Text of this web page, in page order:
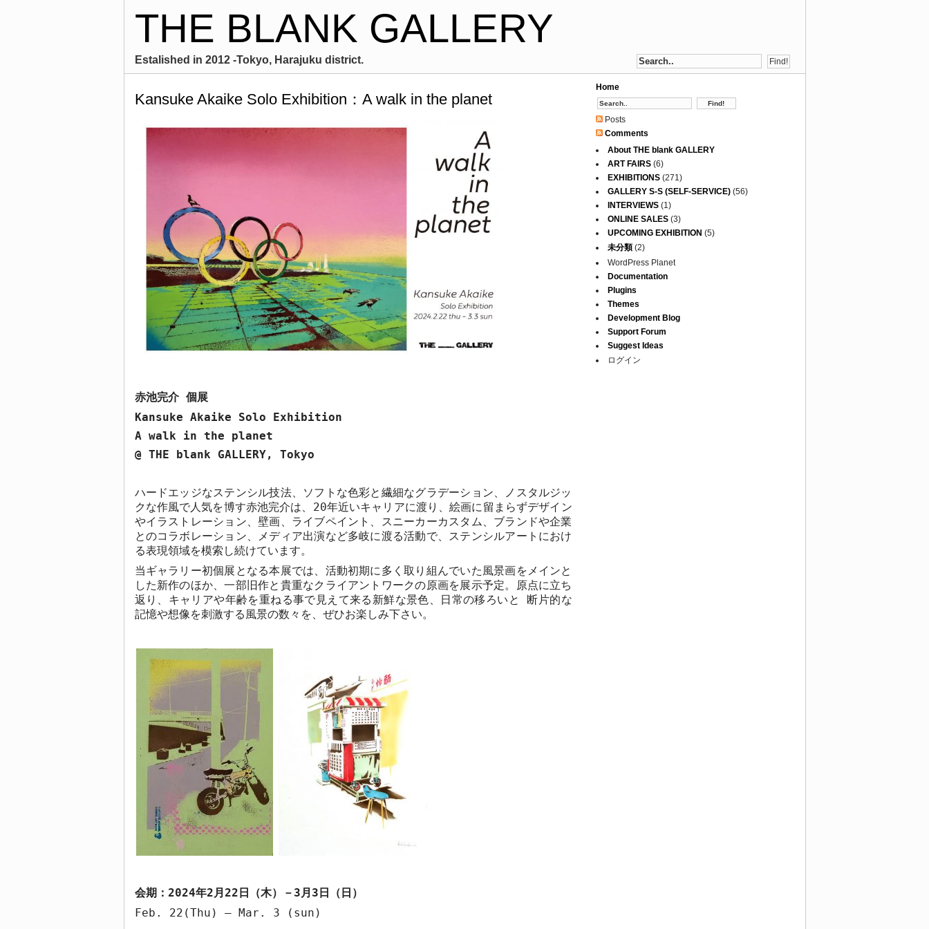
THE BLANK GALLERY
Estalished in 2012 -Tokyo, Harajuku district.
Kansuke Akaike Solo Exhibition：A walk in the planet
赤池完介 個展
Kansuke Akaike Solo Exhibition
A walk in the planet
@ THE blank GALLERY, Tokyo
ハードエッジなステンシル技法、ソフトな色彩と繊細なグラデーション、ノスタルジッ
クな作風で人気を博す赤池完介は、 20年近いキャリアに渡り、絵画に留まらずデザイン
やイラストレーション、壁画、ライブペイント、スニーカーカスタム、ブランドや企業
とのコラボレーション、メディア出演など多岐に渡る活動で、ステンシルアートにおけ
る表現領域を模索し続けています。
当ギャラリー初個展となる本展では、活動初期に多く取り組んでいた風景画をメインと
した新作のほか、一部旧作と貴重なクライアントワークの原画を展示予定。原点に立ち
返り、キャリアや年齢を重ねる事で見えて来る新鮮な景色、日常の移ろいと 断片的な
記憶や想像を刺激する風景の数々を、ぜひお楽しみ下さい。
会期： 2024年2月 22 日（木）－ 3月 3 日（日）
Feb. 22(Thu) – Mar. 3 (sun)
Home
Posts
Comments
About THE blank GALLERY
ART FAIRS(6)
EXHIBITIONS(271)
GALLERY S-S (SELF-SERVICE)(56)
INTERVIEWS(1)
ONLINE SALES(3)
UPCOMING EXHIBITION (5)
未分類(2)
WordPress Planet
Documentation
Plugins
Themes
Development Blog
Support Forum
Suggest Ideas
ログイン